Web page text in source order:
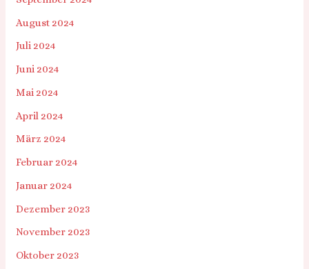
August 2024
Juli 2024
Juni 2024
Mai 2024
April 2024
März 2024
Februar 2024
Januar 2024
Dezember 2023
November 2023
Oktober 2023